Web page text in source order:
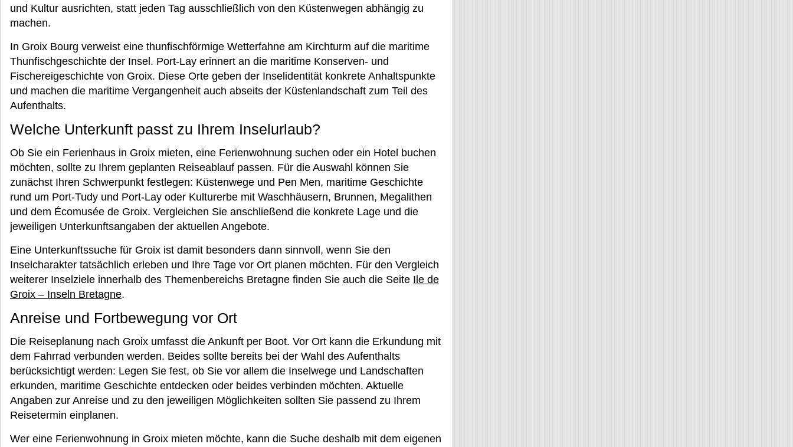
und Kultur ausrichten, statt jeden Tag ausschließlich von den Küstenwegen abhängig zu
machen.
In Groix Bourg verweist eine thunfischförmige Wetterfahne am Kirchturm auf die maritime
Thunfischgeschichte der Insel. Port-Lay erinnert an die maritime Konserven- und
Fischereigeschichte von Groix. Diese Orte geben der Inselidentität konkrete Anhaltspunkte
und machen die maritime Vergangenheit auch abseits der Küstenlandschaft zum Teil des
Aufenthalts.
Welche Unterkunft passt zu Ihrem Inselurlaub?
Ob Sie ein Ferienhaus in Groix mieten, eine Ferienwohnung suchen oder ein Hotel buchen
möchten, sollte zu Ihrem geplanten Reiseablauf passen. Für die Auswahl können Sie
zunächst Ihren Schwerpunkt festlegen: Küstenwege und Pen Men, maritime Geschichte
rund um Port-Tudy und Port-Lay oder Kulturerbe mit Waschhäusern, Brunnen, Megalithen
und dem Écomusée de Groix. Vergleichen Sie anschließend die konkrete Lage und die
jeweiligen Unterkunftsangaben der aktuellen Angebote.
Eine Unterkunftssuche für Groix ist damit besonders dann sinnvoll, wenn Sie den
Inselcharakter tatsächlich erleben und Ihre Tage vor Ort planen möchten. Für den Vergleich
weiterer Inselziele innerhalb des Themenbereichs Bretagne finden Sie auch die Seite Ile de
Groix – Inseln Bretagne.
Anreise und Fortbewegung vor Ort
Die Reiseplanung nach Groix umfasst die Ankunft per Boot. Vor Ort kann die Erkundung mit
dem Fahrrad verbunden werden. Beides sollte bereits bei der Wahl des Aufenthalts
berücksichtigt werden: Legen Sie fest, ob Sie vor allem die Inselwege und Landschaften
erkunden, maritime Geschichte entdecken oder beides verbinden möchten. Aktuelle
Angaben zur Anreise und zu den jeweiligen Möglichkeiten sollten Sie passend zu Ihrem
Reisetermin einplanen.
Wer eine Ferienwohnung in Groix mieten möchte, kann die Suche deshalb mit dem eigenen